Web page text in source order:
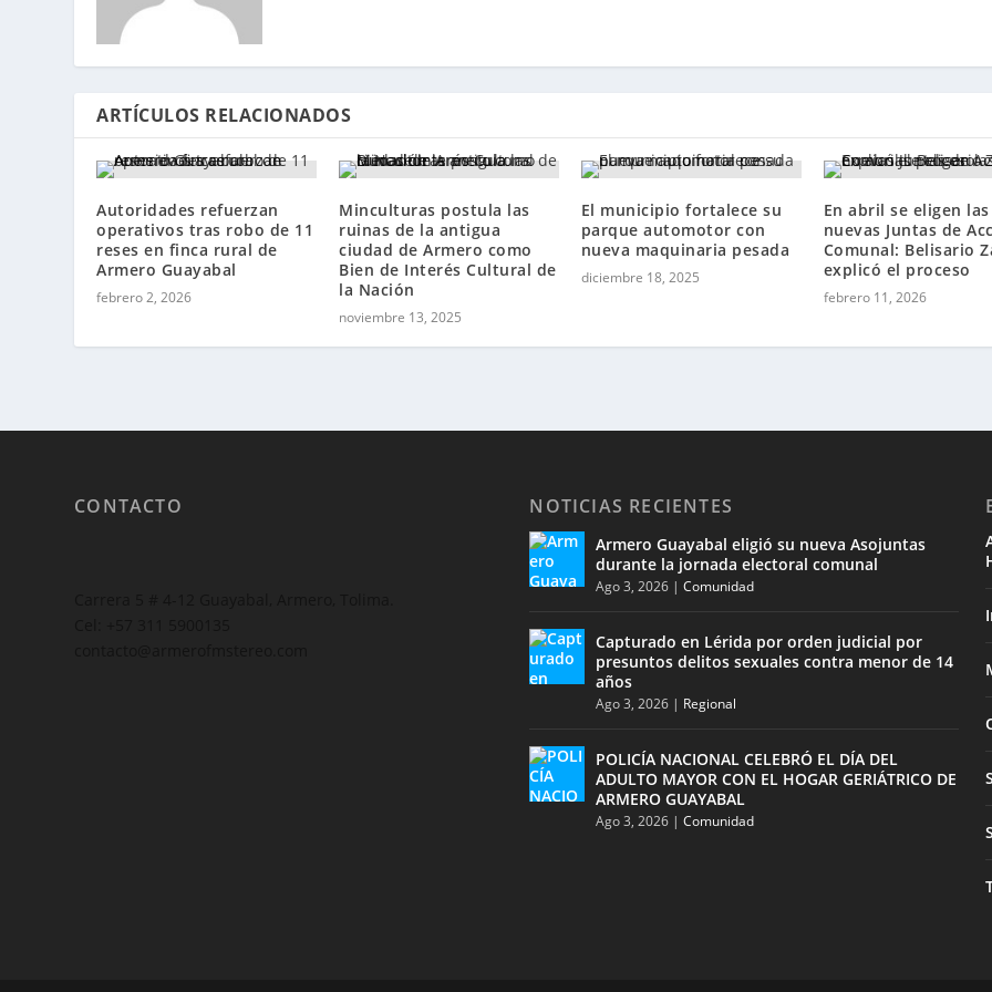
ARTÍCULOS RELACIONADOS
Autoridades refuerzan
operativos tras robo de 11
reses en finca rural de
Armero Guayabal
febrero 2, 2026
Minculturas postula las
ruinas de la antigua
ciudad de Armero como
Bien de Interés Cultural de
la Nación
noviembre 13, 2025
El municipio fortalece su
parque automotor con
nueva maquinaria pesada
diciembre 18, 2025
En abril se eligen las
nuevas Juntas de
Comunal: Belisario
explicó el proceso
febrero 11, 2026
CONTACTO NOTICIAS RECIENTES
Armero Guayabal eligió su nueva Asojuntas
durante la jornada electoral comunal
Ago 3, 2026 |Comunidad
Capturado en Lérida por orden judicial por
presuntos delitos sexuales contra menor de 14
años
Ago 3, 2026 | Regional
POLICÍA NACIONAL CELEBRÓ EL DÍA DEL
ADULTO MAYOR CON EL HOGAR GERIÁTRICO DE
ARMERO GUAYABAL
Ago 3, 2026 |Comunidad